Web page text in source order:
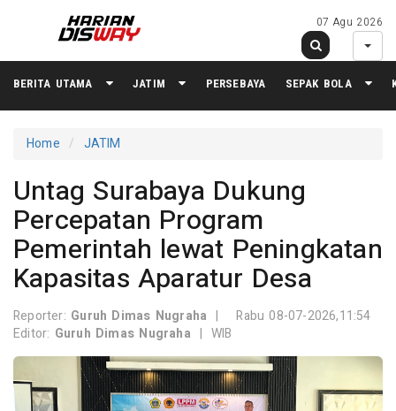
07 Agu 2026
BERITA UTAMA JATIM PERSEBAYA SEPAK BOLA
Home JATIM
Untag Surabaya Dukung
Percepatan Program
Pemerintah lewat Peningkatan
Kapasitas Aparatur Desa
Reporter: Guruh Dimas Nugraha |
Editor: Guruh Dimas Nugraha |
Rabu 08-07-2026,11:54
WIB